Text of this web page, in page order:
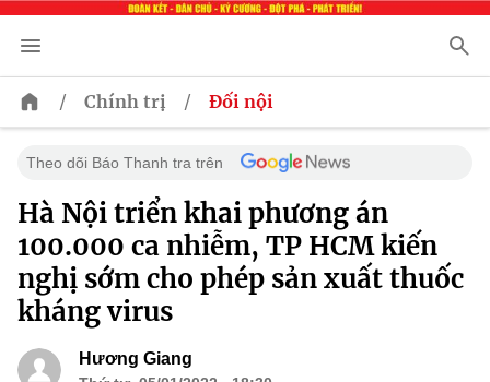
/ Chính trị / Đối nội
Theo dõi Báo Thanh tra trên
Hà Nội triển khai phương án
100.000 ca nhiễm, TP HCM kiến
nghị sớm cho phép sản xuất thuốc
kháng virus
Hương Giang